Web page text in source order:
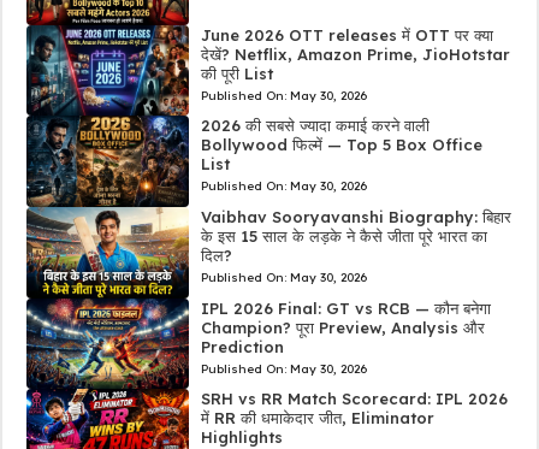
June 2026 OTT releases में OTT पर क्या
देखें? Netflix, Amazon Prime, JioHotstar
की पूरी List
Published On: May 30, 2026
2026 की सबसे ज्यादा कमाई करने वाली
Bollywood फिल्में — Top 5 Box Office
List
Published On: May 30, 2026
Vaibhav Sooryavanshi Biography: बिहार
के इस 15 साल के लड़के ने कैसे जीता पूरे भारत का
दिल?
Published On: May 30, 2026
IPL 2026 Final: GT vs RCB — कौन बनेगा
Champion? पूरा Preview, Analysis और
Prediction
Published On: May 30, 2026
SRH vs RR Match Scorecard: IPL 2026
में RR की धमाकेदार जीत, Eliminator
Highlights